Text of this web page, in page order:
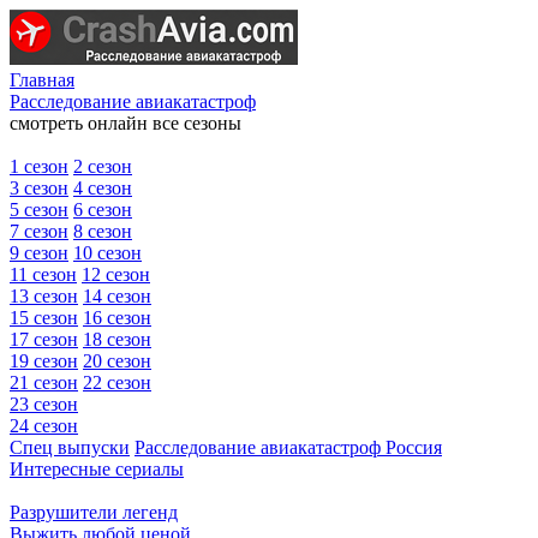
Главная
Расследование авиакатастроф
смотреть онлайн все сезоны
1 сезон 2 сезон
3 сезон 4 сезон
5 сезон 6 сезон
7 сезон 8 сезон
9 сезон 10 сезон
11 сезон 12 сезон
13 сезон 14 сезон
15 сезон 16 сезон
17 сезон 18 сезон
19 сезон 20 сезон
21 сезон 22 сезон
23 сезон
24 сезон
Спец выпуски Расследование авиакатастроф Россия
Интересные сериалы
Разрушители легенд
Выжить любой ценой